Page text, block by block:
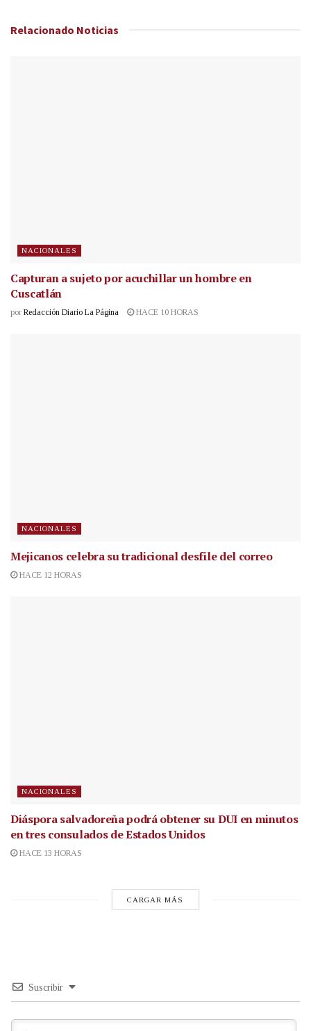
Relacionado Noticias
NACIONALES
Capturan a sujeto por acuchillar un hombre en
Cuscatlán
por Redacción Diario La Página HACE 10 HORAS
NACIONALES
Mejicanos celebra su tradicional desfile del correo
HACE 12 HORAS
NACIONALES
Diáspora salvadoreña podrá obtener su DUI en minutos
en tres consulados de Estados Unidos
HACE 13 HORAS
CARGAR MÁS
Suscribir